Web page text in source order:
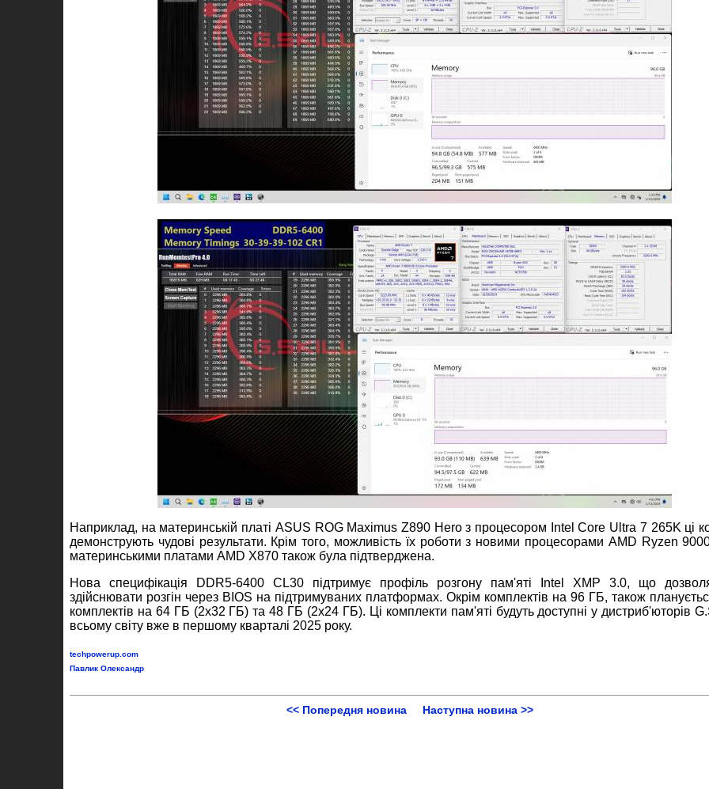
Наприклад, на материнській платі ASUS ROG Maximus Z890 Hero з процесором Intel Core Ultra 7 265K ці
демонструють чудові результати. Крім того, можливість їх роботи з новими процесорами AMD Ryzen 9000
материнськими платами AMD X870 також була підтверджена.
Нова специфікація DDR5-6400 CL30 підтримує профіль розгону пам'яті Intel XMP 3.0, що
здійснювати розгін через BIOS на підтримуваних платформах. Окрім комплектів на 96 ГБ, також
комплектів на 64 ГБ (2x32 ГБ) та 48 ГБ (2x24 ГБ). Ці комплекти пам'яті будуть доступні у дистриб'юторів
всьому світу вже в першому кварталі 2025 року.
techpowerup.com
Павлик Олександр
<< Попередня новина Наступна новина >>